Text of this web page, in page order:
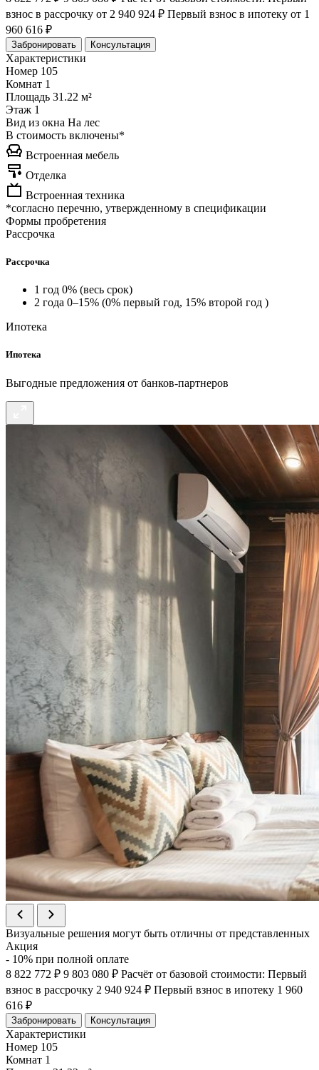
взнос в рассрочку от 2 940 924 ₽ Первый взнос в ипотеку от 1
960 616 ₽
Забронировать Консультация
Характеристики
Номер 105
Комнат 1
Площадь 31.22 м²
Этаж 1
Вид из окна На лес
В стоимость включены*
Встроенная мебель
Отделка
Встроенная техника
*согласно перечню, утвержденному в спецификации
Формы пробретения
Рассрочка
Рассрочка
1 год 0% (весь срок)
2 года 0–15% (0% первый год, 15% второй год )
Ипотека
Ипотека
Выгодные предложения от банков-партнеров
Визуальные решения могут быть отличны от представленных
Акция
- 10% при полной оплате
8 822 772 ₽ 9 803 080 ₽ Расчёт от базовой стоимости: Первый
взнос в рассрочку 2 940 924 ₽ Первый взнос в ипотеку 1 960
616 ₽
Забронировать Консультация
Характеристики
Номер 105
Комнат 1